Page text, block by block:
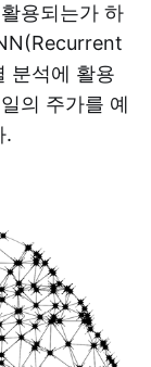
용되는가 하
분석에 활용
의 주가를 예
.